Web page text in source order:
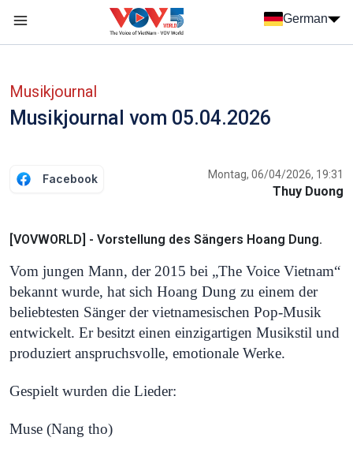
German
Musikjournal
Musikjournal vom 05.04.2026
Facebook Montag, 06/04/2026, 19:31
Thuy Duong
[VOVWORLD] - Vorstellung des Sängers Hoang Dung.
Vom jungen Mann, der 2015 bei „The Voice Vietnam“
bekannt wurde, hat sich Hoang Dung zu einem der
beliebtesten Sänger der vietnamesischen Pop-Musik
entwickelt. Er besitzt einen einzigartigen Musikstil und
produziert anspruchsvolle, emotionale Werke.
Gespielt wurden die Lieder:
Muse (Nang tho)